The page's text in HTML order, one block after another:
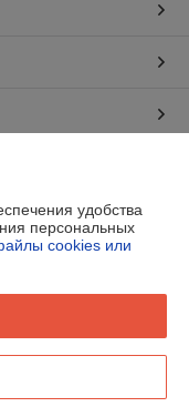
удобства
персональных
cookies или